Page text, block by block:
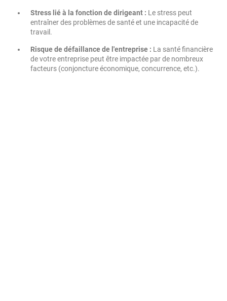
Stress lié à la fonction de dirigeant : Le stress peut
entraîner des problèmes de santé et une incapacité de
travail.
Risque de défaillance de l'entreprise : La santé financière
de votre entreprise peut être impactée par de nombreux
facteurs (conjoncture économique, concurrence, etc.).